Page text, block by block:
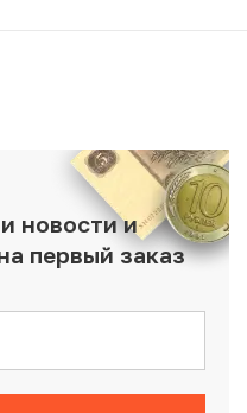
новости и
первый заказ